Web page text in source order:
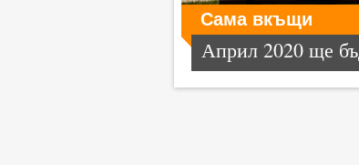
Сама вкъщи
Април 2020 ще